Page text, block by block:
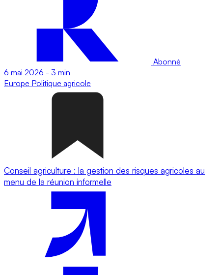
Abonné
6 mai 2026 - 3 min
Europe Politique agricole
Conseil agriculture : la gestion des risques agricoles au
menu de la réunion informelle